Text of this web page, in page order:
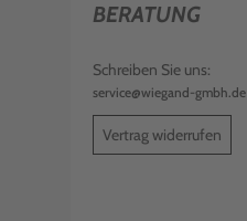
BERATUNG
Schreiben Sie uns:
service@wiegand-gmbh.de
Vertrag widerrufen